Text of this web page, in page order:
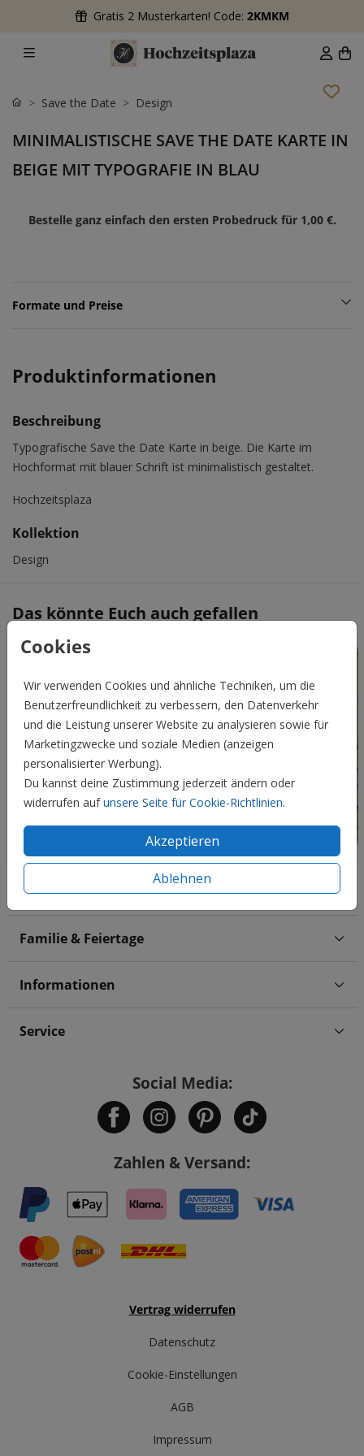
Gratis 2 Musterkarten! Code: 2KMKM
Cookies
Wir verwenden Cookies und ähnliche Techniken, um die
Benutzerfreundlichkeit zu verbessern, den Datenverkehr
und die Leistung unserer Website zu analysieren sowie für
Marketingzwecke und soziale Medien (anzeigen
personalisierter Werbung).
Du kannst deine Zustimmung jederzeit ändern oder
widerrufen aufunsere Seite für Cookie-Richtlinien.
Akzeptieren
Ablehnen
Save the Date Design
MINIMALISTISCHE SAVE THE DATE KARTE IN
BEIGE MIT TYPOGRAFIE IN BLAU
Bestelle ganz einfach den ersten Probedruck für 1,00 €.
Formate und Preise
Produktinformationen
Beschreibung
Typografische Save the Date Karte in beige. Die Karte im
Hochformat mit blauer Schrift ist minimalistisch gestaltet.
Hochzeitsplaza
Kollektion
Design
Das könnte Euch auch gefallen
Hochzeit
Familie & Feiertage
Informationen
Service
Social Media:
Zahlen & Versand:
Vertrag widerrufen
Datenschutz
Cookie-Einstellungen
AGB
Impressum